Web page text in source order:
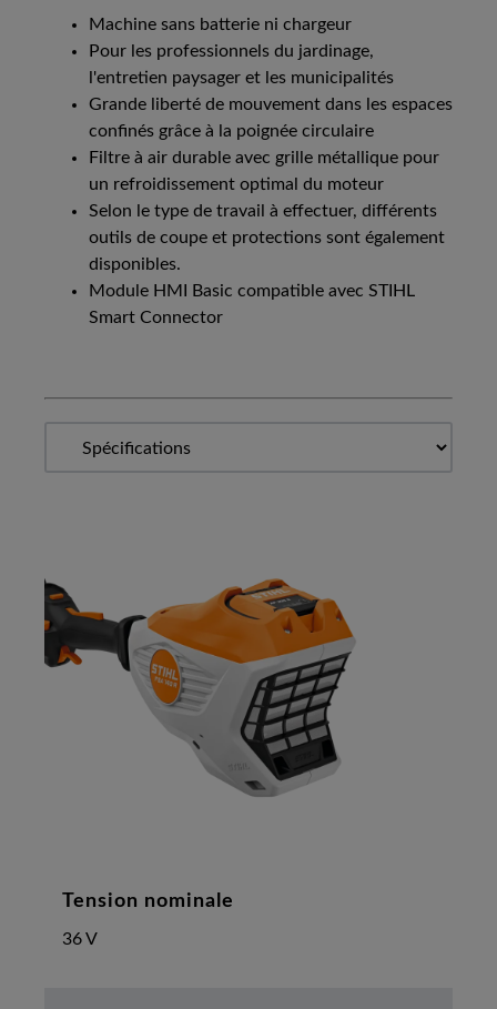
Machine sans batterie ni chargeur
Pour les professionnels du jardinage,
l'entretien paysager et les municipalités
Grande liberté de mouvement dans les espaces
confinés grâce à la poignée circulaire
Filtre à air durable avec grille métallique pour
un refroidissement optimal du moteur
Selon le type de travail à effectuer, différents
outils de coupe et protections sont également
disponibles.
Module HMI Basic compatible avec STIHL
Smart Connector
Tension nominale
36 V